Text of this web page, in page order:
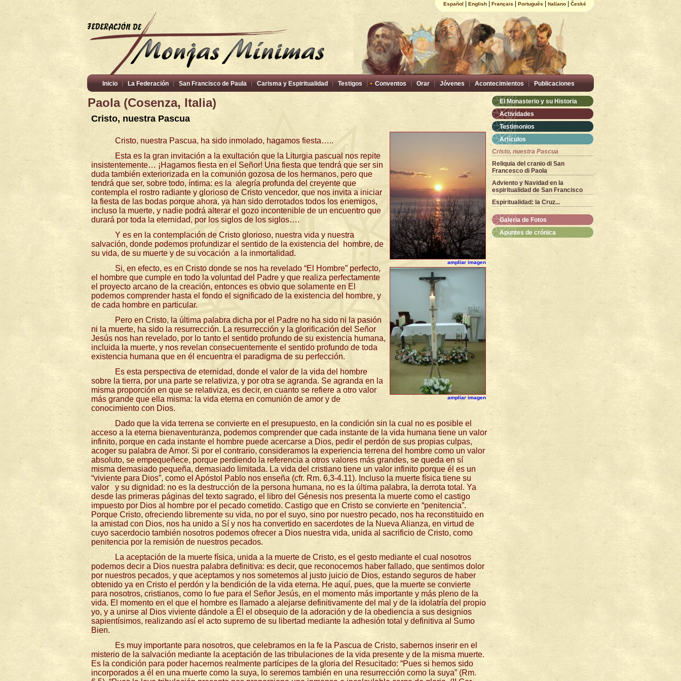
Español English| Français Português Italiano| České
Inicio La Federación San Francisco de Paula Carisma y Espiritualidad Testigos Conventos Orar Jóvenes Acontecimientos Publicaciones
Paola (Cosenza, Italia)
Cristo, nuestra Pascua
ampliar imagen
ampliar imagen
Cristo, nuestra Pascua, ha sido inmolado, hagamos fiesta…..
Esta es la gran invitación a la exultación que la Liturgia pascual nos repite
insistentemente… ¡Hagamos fiesta en el Señor! Una fiesta que tendrá que ser sin
duda también exteriorizada en la comunión gozosa de los hermanos, pero que
tendrá que ser, sobre todo, íntima: es la alegría profunda del creyente que
contempla el rostro radiante y glorioso de Cristo vencedor, que nos invita a iniciar
la fiesta de las bodas porque ahora, ya han sido derrotados todos los enemigos,
incluso la muerte, y nadie podrá alterar el gozo incontenible de un encuentro que
durará por toda la eternidad, por los siglos de los siglos….
Y es en la contemplación de Cristo glorioso, nuestra vida y nuestra
salvación, donde podemos profundizar el sentido de la existencia del
hombre, de
su vida, de su muerte y de su vocación a la inmortalidad.
Si, en efecto, es en Cristo donde se nos ha revelado “El Hombre” perfecto,
el hombre que cumple en todo la voluntad del Padre y que realiza perfectamente
el proyecto arcano de la creación, entonces es obvio que solamente en El
podemos comprender hasta el fondo el significado de la existencia del hombre, y
de cada hombre en particular.
Pero en Cristo, la última palabra dicha por el Padre no ha sido ni la pasión
ni la muerte, ha sido la resurrección. La resurrección y la glorificación del Señor
Jesús nos han revelado, por lo tanto el sentido profundo de su existencia humana,
incluida la muerte, y nos revelan consecuentemente el sentido profundo de toda
existencia humana que en él encuentra el paradigma de su perfección.
Es esta perspectiva de eternidad, donde el valor de la vida del hombre
sobre la tierra, por una parte se relativiza, y por otra se agranda. Se agranda en la
misma proporción en que se relativiza, es decir, en cuanto se refiere a otro valor
más grande que ella misma: la vida eterna en comunión de amor y de
conocimiento con Dios.
Dado que la vida terrena se convierte en el presupuesto, en la condición sin la cual no es posible el
acceso a la eterna bienaventuranza, podemos comprender que cada instante de la vida humana tiene un valor
infinito, porque en cada instante el hombre puede acercarse a Dios, pedir el perdón de sus propias culpas,
acoger su palabra de Amor. Si por el contrario, consideramos la experiencia terrena del hombre como un valor
absoluto, se empequeñece, porque perdiendo la referencia a otros valores más grandes, se queda en sí
misma demasiado pequeña, demasiado limitada. La vida del cristiano tiene un valor infinito porque él es un
“viviente para Dios”, como el Apóstol Pablo nos enseña (cfr. Rm. 6,3-4.11). Incluso la muerte física tiene su
valor
y su dignidad: no es la destrucción de la persona humana, no es la última palabra, la derrota total. Ya
desde las primeras páginas del texto sagrado, el libro del Génesis nos presenta la muerte como el castigo
impuesto por Dios al hombre por el pecado cometido. Castigo que en Cristo se convierte en “penitencia”.
Porque Cristo, ofreciendo libremente su vida, no por el suyo, sino por nuestro pecado, nos ha reconstituido en
la amistad con Dios, nos ha unido a Sí y nos ha convertido en sacerdotes de la Nueva Alianza, en virtud de
cuyo sacerdocio también nosotros podemos ofrecer a Dios nuestra vida, unida al sacrificio de Cristo, como
penitencia por la remisión de nuestros pecados.
La aceptación de la muerte física, unida a la muerte de Cristo, es el gesto mediante el cual nosotros
podemos decir a Dios nuestra palabra definitiva: es decir, que reconocemos haber fallado, que sentimos dolor
por nuestros pecados, y que aceptamos y nos sometemos al justo juicio de Dios, estando seguros de haber
obtenido ya en Cristo el perdón y la bendición de la vida eterna. He aquí, pues, que la muerte se convierte
para nosotros, cristianos, como lo fue para el Señor Jesús, en el momento más importante y más pleno de la
vida. El momento en el que el hombre es llamado a alejarse definitivamente del mal y de la idolatría del propio
yo, y a unirse al Dios viviente dándole a Él el obsequio de la adoración y de la obediencia a sus designios
sapientísimos, realizando así el acto supremo de su libertad mediante la adhesión total y definitiva al Sumo
Bien.
Es muy importante para nosotros, que celebramos en la fe la Pascua de Cristo, sabernos inserir en el
misterio de la salvación mediante la aceptación de las tribulaciones de la vida presente y de la misma muerte.
Es la condición para poder hacernos realmente partícipes de la gloria del Resucitado: “Pues si hemos sido
incorporados a él en una muerte como la suya, lo seremos también en una resurrección como la suya” (Rm.
El Monasterio y su Historia
Actividades
Testimonios
Artículos
Cristo, nuestra Pascua
Reliquia del cranio di San
Francesco di Paola
Adviento y Navidad en la
espiritualidad de San Francisco
Espiritualidad: la Cruz...
Galeria de Fotos
Apuntes de crónica